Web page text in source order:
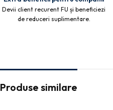
Devii client recurent FU și beneficiezi
de reduceri suplimentare.
Produse similare